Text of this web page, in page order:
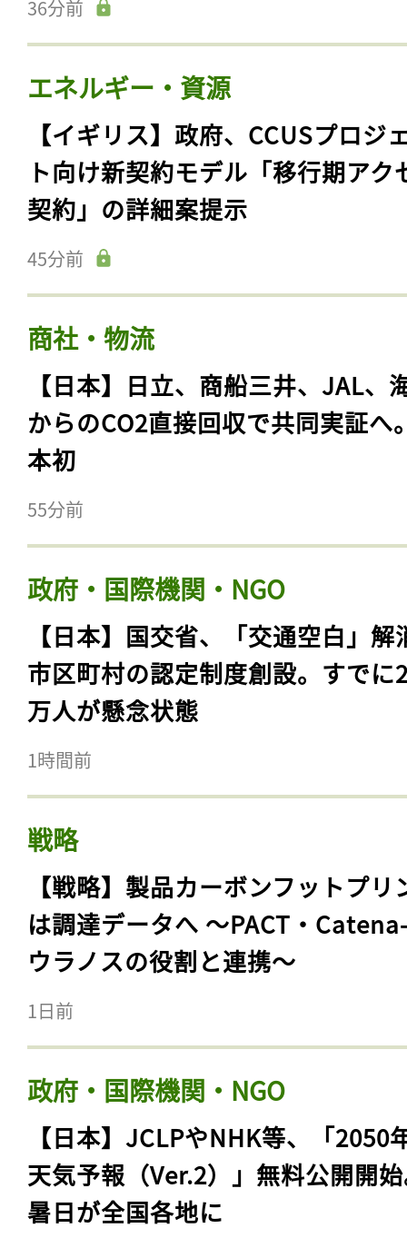
36分前
エネルギー・資源
【イギリス】政府、CCUSプロジ
ト向け新契約モデル「移行期アク
契約」の詳細案提示
45分前
商社・物流
【日本】日立、商船三井、JAL、
からのCO2直接回収で共同実証へ
本初
55分前
政府・国際機関・NGO
【日本】国交省、「交通空白」解
市区町村の認定制度創設。すでに
万人が懸念状態
1時間前
戦略
【戦略】製品カーボンフットプリ
は調達データへ 〜PACT・
ウラノスの役割と連携〜
1日前
政府・国際機関・NGO
【日本】JCLPやNHK等、「2050
天気予報（Ver.2）」無料公開開
暑日が全国各地に